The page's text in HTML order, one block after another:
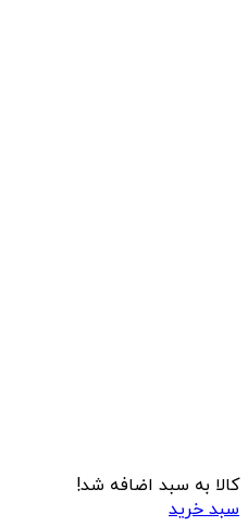
کالا به سبد اضافه شد!
سبد خرید